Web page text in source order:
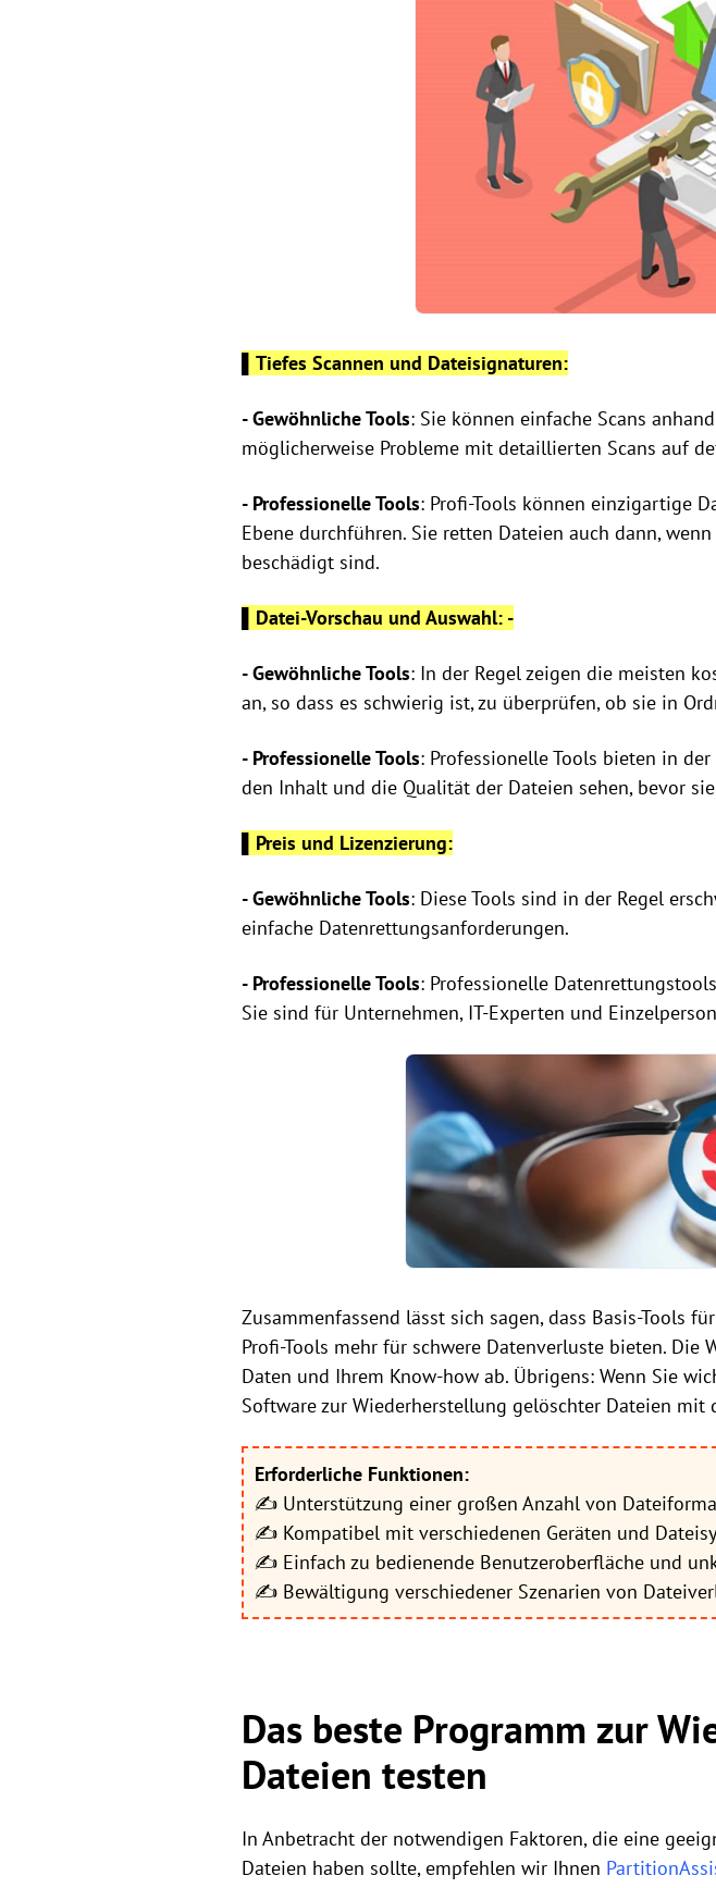
▌Tiefes Scannen und Dateisignaturen:
-Gewöhnliche Tools: Sie können einfache Scans
möglicherweise Probleme mit detaillierten Scans auf
- Professionelle Tools: Profi-Tools können einzigartige
Ebene durchführen. Sie retten Dateien auch dann,
beschädigt sind.
▌Datei-Vorschau und Auswahl: -
- Gewöhnliche Tools: In der Regel zeigen die meisten
an, so dass es schwierig ist, zu überprüfen, ob sie in
- Professionelle Tools: Professionelle Tools bieten in
den Inhalt und die Qualität der Dateien sehen, bevor
▌Preis und Lizenzierung:
- Gewöhnliche Tools: Diese Tools sind in der Regel
einfache Datenrettungsanforderungen.
-Professionelle Tools: Professionelle
Sie sind für Unternehmen, IT-Experten und
Zusammenfassend lässt sich sagen, dass Basis-Tools
Profi-Tools mehr für schwere Datenverluste bieten. Die
Daten und Ihrem Know-how ab. Übrigens: Wenn Sie
Software zur Wiederherstellung gelöschter Dateien
Erforderliche Funktionen:
✍ Unterstützung einer großen Anzahl von
✍ Kompatibel mit verschiedenen Geräten und
✍ Einfach zu bedienende Benutzeroberfläche und
✍ Bewältigung verschiedener Szenarien von
Das beste Programm zur
Dateien testen
In Anbetracht der notwendigen Faktoren, die eine
Dateien haben sollte, empfehlen wir Ihnen